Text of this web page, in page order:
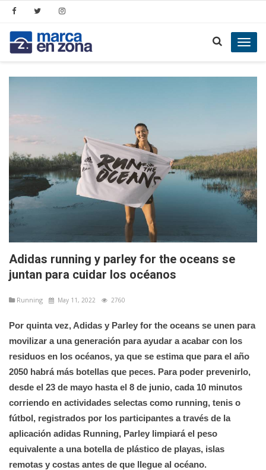
Adidas running y parley for the oceans se
juntan para cuidar los océanos
Running May 11, 2022 2760
Por quinta vez, Adidas y Parley for the oceans se unen para
movilizar a una generación para ayudar a acabar con los
residuos en los océanos, ya que se estima que para el año
2050 habrá más botellas que peces. Para poder prevenirlo,
desde el 23 de mayo hasta el 8 de junio, cada 10 minutos
corriendo en actividades selectas como running, tenis o
fútbol, registrados por los participantes a través de la
aplicación adidas Running, Parley limpiará el peso
equivalente a una botella de plástico de playas, islas
remotas y costas antes de que llegue al océano.